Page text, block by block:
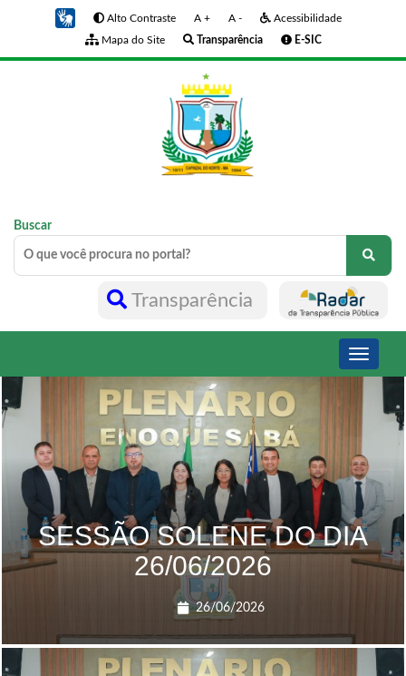
Alto Contraste A + A -
Acessibilidade
Mapa do Site
Transparência E-SIC
Buscar
Transparência
Toggle
SESSÃO SOLENE DO DIA
26/06/2026
26/06/2026